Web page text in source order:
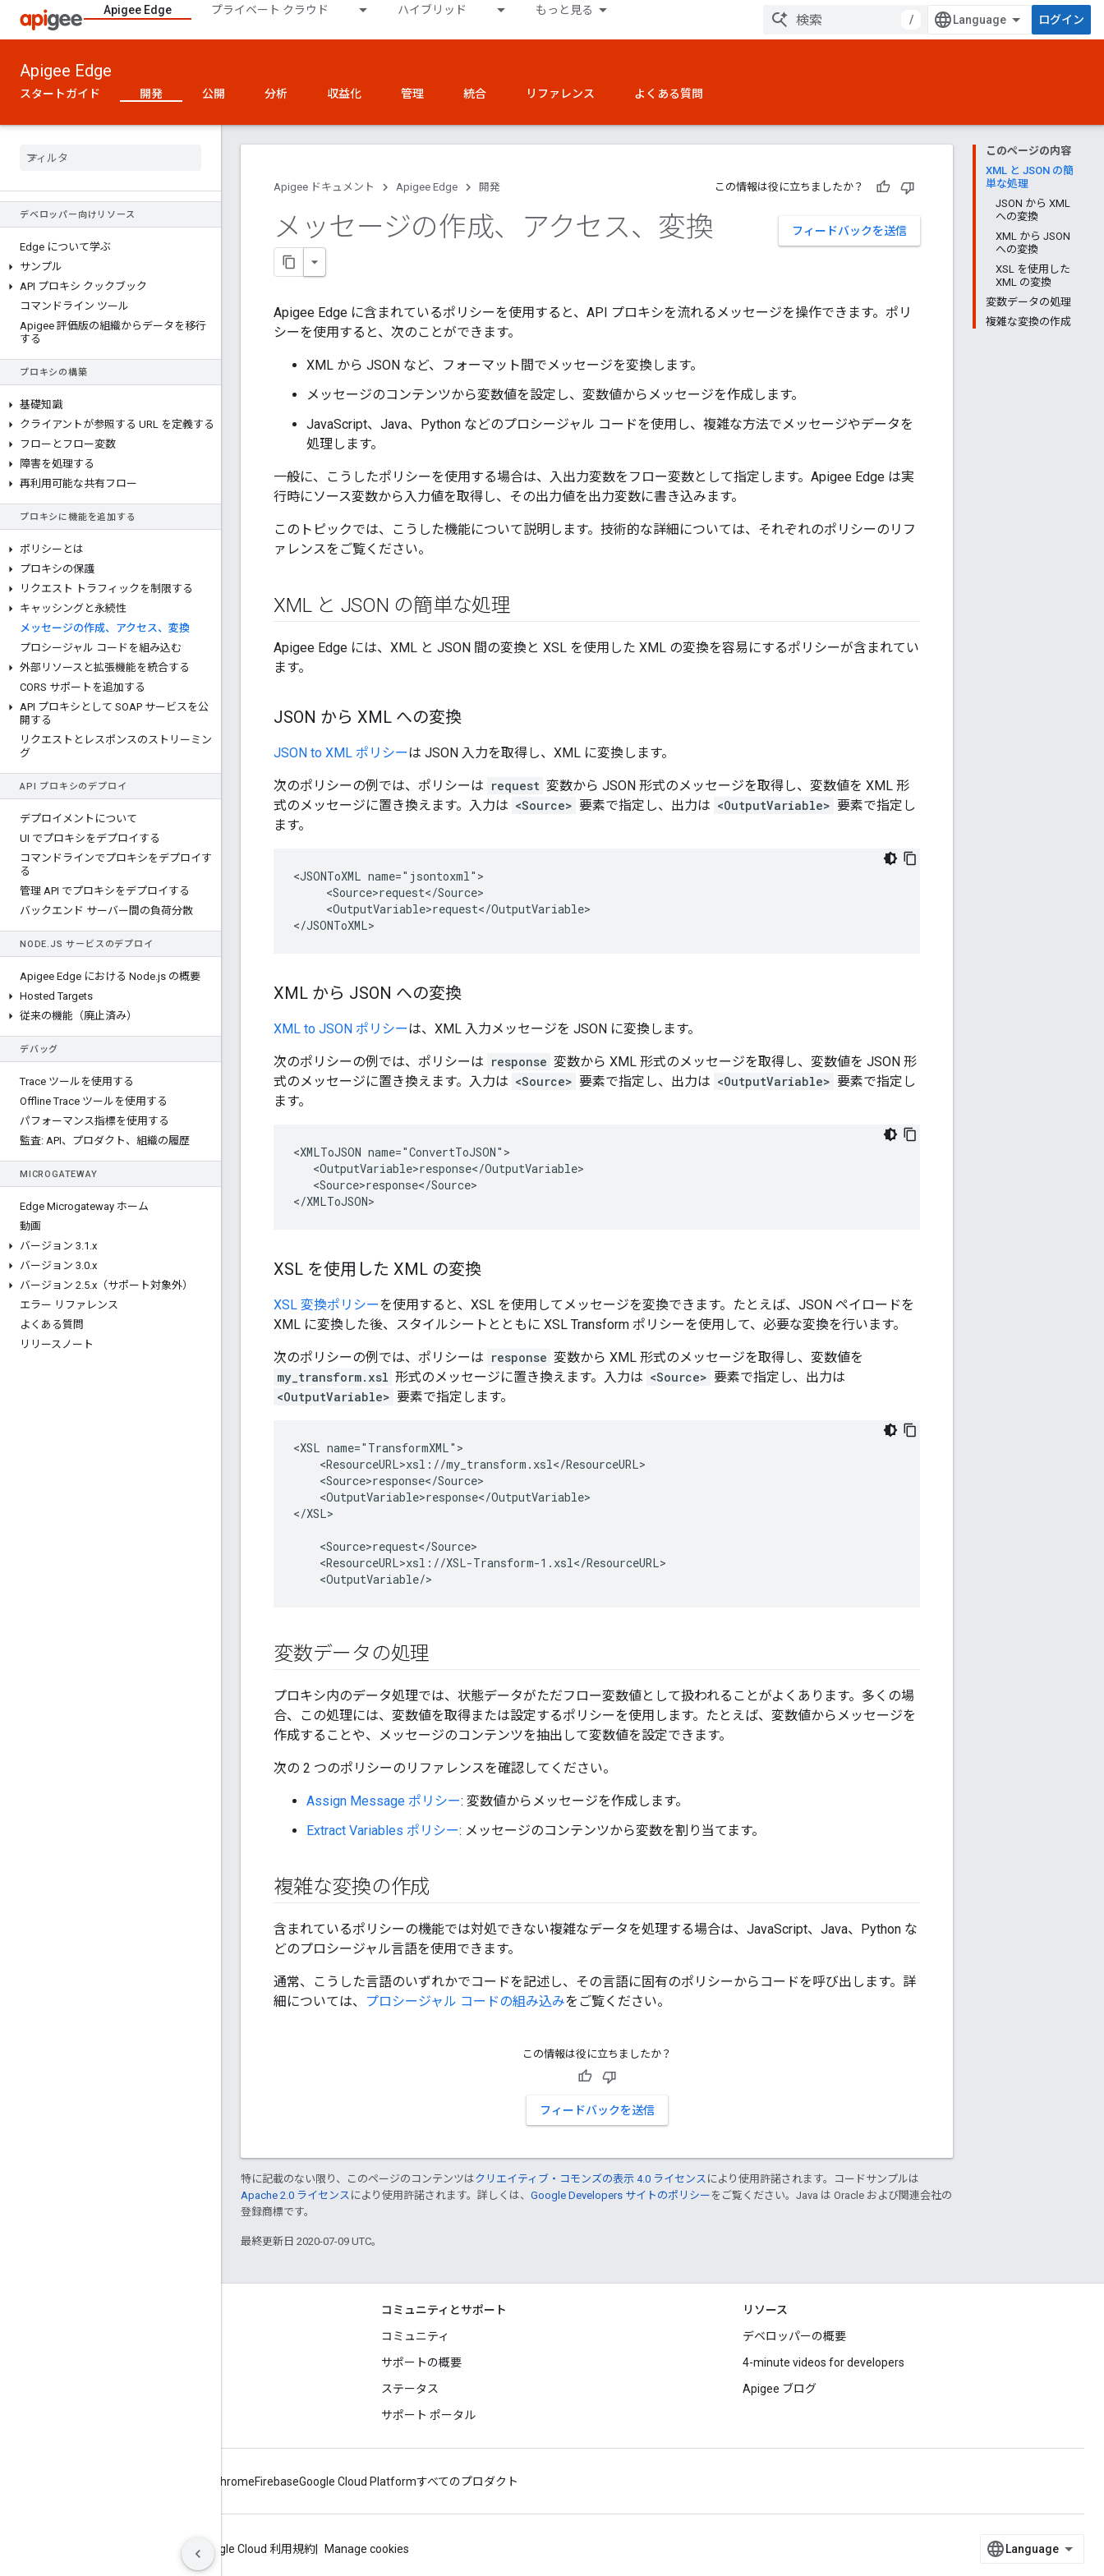
Apigee Edge プライベート クラウド ハイブリッド もっと見る
/ ログイン
Apigee Edge
スタートガイド 開発 公開 分析 収益化 管理 統合 リファレンス よくある質問
デベロッパー向けリソース
Edge について学ぶ
サンプル
API プロキシ クックブック
コマンドライン ツール
Apigee 評価版の組織からデータを移行
する
プロキシの構築
基礎知識
クライアントが参照する URL を定義する
フローとフロー変数
障害を処理する
再利用可能な共有フロー
プロキシに機能を追加する
ポリシーとは
プロキシの保護
リクエスト トラフィックを制限する
キャッシングと永続性
メッセージの作成、アクセス、変換
プロシージャル コードを組み込む
外部リソースと拡張機能を統合する
CORS サポートを追加する
API プロキシとして SOAP サービスを公
開する
リクエストとレスポンスのストリーミン
グ
API プロキシのデプロイ
デプロイメントについて
UI でプロキシをデプロイする
コマンドラインでプロキシをデプロイす
る
管理 API でプロキシをデプロイする
バックエンド サーバー間の負荷分散
NODE. JS サービスのデプロイ
Apigee Edge における Node.js の概要
Hosted Targets
従来の機能（廃止済み）
デバッグ
Trace ツールを使用する
Offline Trace ツールを使用する
パフォーマンス指標を使用する
監査: API、プロダクト、組織の履歴
MICROGATEWAY
Edge Microgateway ホーム
動画
バージョン 3.1 .x
バージョン 3.0.x
バージョン 2.5.x（サポート対象外）
エラー リファレンス
よくある質問
リリースノート
このページの内容
XML と JSON の簡
単な処理
JSON から XML
への変換
XML から JSON
への変換
XSL を使用した
XML の変換
変数データの処理
複雑な変換の作成
Apigee ドキュメント Apigee Edge 開発 この情報は役に立ちましたか？
フィードバックを送信
メッセージの作成、アクセス、変換
Apigee Edge に含まれているポリシーを使用すると、API プロキシを流れるメッセージを操作できます。ポリ
シーを使用すると、次のことができます。
XML から JSON など、フォーマット間でメッセージを変換します。
メッセージのコンテンツから変数値を設定し、変数値からメッセージを作成します。
JavaScript、Java、Python などのプロシージャル コードを使用し、複雑な方法でメッセージやデータを
処理します。
一般に、こうしたポリシーを使用する場合は、入出力変数をフロー変数として指定します。Apigee Edge は実
行時にソース変数から入力値を取得し、その出力値を出力変数に書き込みます。
このトピックでは、こうした機能について説明します。技術的な詳細については、それぞれのポリシーのリフ
ァレンスをご覧ください。
XML と JSON の簡単な処理
Apigee Edge には、XML と JSON 間の変換と XSL を使用した XML の変換を容易にするポリシーが含まれてい
ます。
JSON から XML への変換
JSON to XML ポリシーは JSON 入力を取得し、XML に変換します。
次のポリシーの例では、ポリシーは request 変数から JSON 形式のメッセージを取得し、変数値を XML 形
式のメッセージに置き換えます。入力は <Source> 要素で指定し、出力は <OutputVariable> 要素で指定し
ます。
<JSONToXML name="jsontoxml">
     <Source>request</Source>
     <OutputVariable>request</OutputVariable>
</JSONToXML>
XML から JSON への変換
XML to JSON ポリシーは、XML 入力メッセージを JSON に変換します。
次のポリシーの例では、ポリシーは response 変数から XML 形式のメッセージを取得し、変数値を JSON 形
式のメッセージに置き換えます。入力は <Source> 要素で指定し、出力は <OutputVariable> 要素で指定し
ます。
<XMLToJSON name="ConvertToJSON">
   <OutputVariable>response</OutputVariable>
   <Source>response</Source>
</XMLToJSON>
XSL を使用した XML の変換
XSL 変換ポリシーを使用すると、XSL を使用してメッセージを変換できます。たとえば、JSON ペイロードを
XML に変換した後、スタイルシートとともに XSL Transform ポリシーを使用して、必要な変換を行います。
次のポリシーの例では、ポリシーは response 変数から XML 形式のメッセージを取得し、変数値を
my_transform.xsl 形式のメッセージに置き換えます。入力は <Source> 要素で指定し、出力は
<OutputVariable> 要素で指定します。
<XSL name="TransformXML">
    <ResourceURL>xsl://my_transform.xsl</ResourceURL>
    <Source>response</Source>
    <OutputVariable>response</OutputVariable>
</XSL>
    <Source>request</Source>
    <ResourceURL>xsl://XSL-Transform-1.xsl</ResourceURL>
    <OutputVariable/>
変数データの処理
プロキシ内のデータ処理では、状態データがただフロー変数値として扱われることがよくあります。多くの場
合、この処理には、変数値を取得または設定するポリシーを使用します。たとえば、変数値からメッセージを
作成することや、メッセージのコンテンツを抽出して変数値を設定できます。
次の 2 つのポリシーのリファレンスを確認してください。
Assign Message ポリシー: 変数値からメッセージを作成します。
Extract Variables ポリシー: メッセージのコンテンツから変数を割り当てます。
複雑な変換の作成
含まれているポリシーの機能では対処できない複雑なデータを処理する場合は、JavaScript、Java、Python な
どのプロシージャル言語を使用できます。
通常、こうした言語のいずれかでコードを記述し、その言語に固有のポリシーからコードを呼び出します。詳
細については、
プロシージャル コードの組み込みをご覧ください。
この情報は役に立ちましたか？
フィードバックを送信
特に記載のない限り、このページのコンテンツはクリエイティブ・コモンズの表示 4.0 ライセンス により使用許諾されます。コードサンプルは
Apache 2.0 ライセンス により使用許諾されます。詳しくは、 Google Developers サイトのポリシー をご覧ください。Java は Oracle および関連会社の
登録商標です。
最終更新日 2020-07-09 UTC。
コミュニティとサポート
コミュニティ
サポートの概要
ステータス
サポート ポータル
リソース
デベロッパーの概要
4-minute videos for developers
Apigee ブログ
ChromeFirebaseGoogle Cloud Platformすべてのプロダクト
Google Cloud 利用規約 Manage cookies